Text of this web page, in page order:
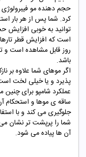
حجم دهنده مو فیبرولوژی
کرد. شما پس از هر بار
توانید به خوبی افزایش
است که افزایش قطر
روز قابل مشاهده است و
باشد.
اگر موهای شما علاوه
پذیرد و یا خیلی لخت
عملکرد شامپو برای
ساقه ی موها و استحکام
جلوگیری می کند و با
شما را پرپشت تر نشان
آن ها پیاده می شود.